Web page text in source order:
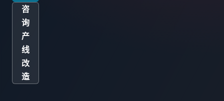
咨
询
产
线
改
造